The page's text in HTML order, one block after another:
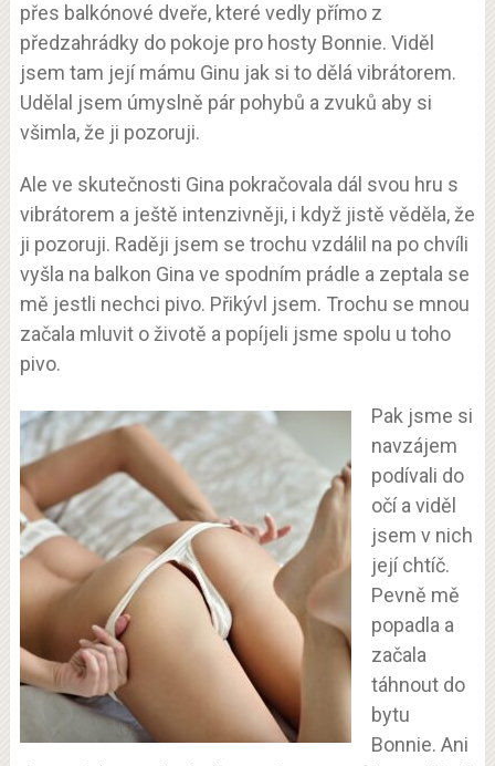
přes balkónové dveře, které vedly přímo z
předzahrádky do pokoje pro hosty Bonnie. Viděl
jsem tam její mámu Ginu jak si to dělá vibrátorem.
Udělal jsem úmyslně pár pohybů a zvuků aby si
všimla, že ji pozoruji.
Ale ve skutečnosti Gina pokračovala dál svou hru s
vibrátorem a ještě intenzivněji, i když jistě věděla, že
ji pozoruji. Raději jsem se trochu vzdálil na po chvíli
vyšla na balkon Gina ve spodním prádle a zeptala se
mě jestli nechci pivo. Přikývl jsem. Trochu se mnou
začala mluvit o životě a popíjeli jsme spolu u toho
pivo.
Pak jsme si
navzájem
podívali do
očí a viděl
jsem v nich
její chtíč.
Pevně mě
popadla a
začala
táhnout do
bytu
Bonnie. Ani